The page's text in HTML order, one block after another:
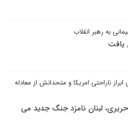
به رهبر انقلاب
یافت
ابراز ناراحتی امریکا و متحدانش از معادله
لبنان نامزد جنگ جدید می